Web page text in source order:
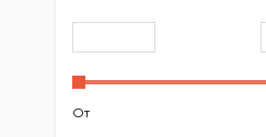
От